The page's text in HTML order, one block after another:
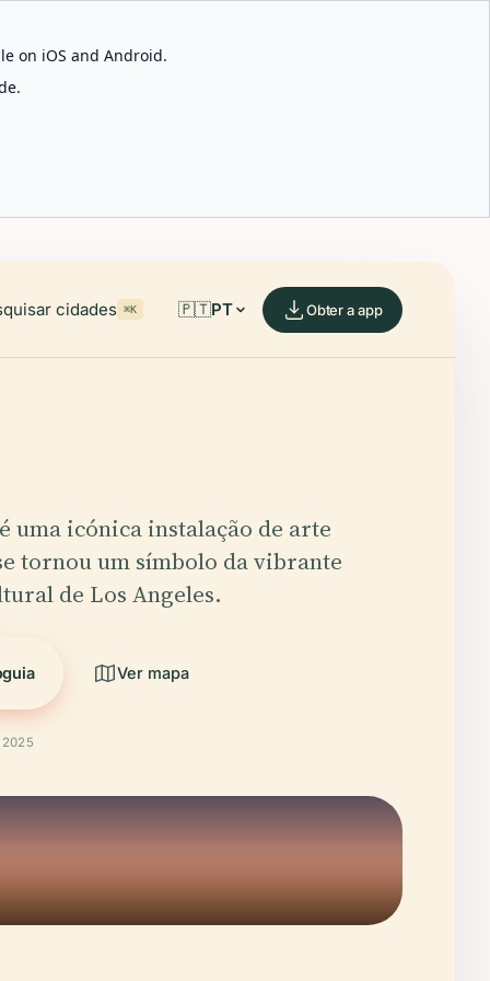
on iOS and Android.
cidades ⌘K 🇵🇹PT Obter a app
uma icónica instalação de arte
tornou um símbolo da vibrante
de Los Angeles.
Ver mapa